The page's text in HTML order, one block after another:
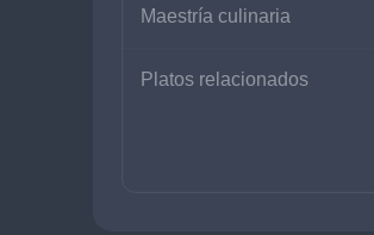
Maestría culinaria
Platos relacionados